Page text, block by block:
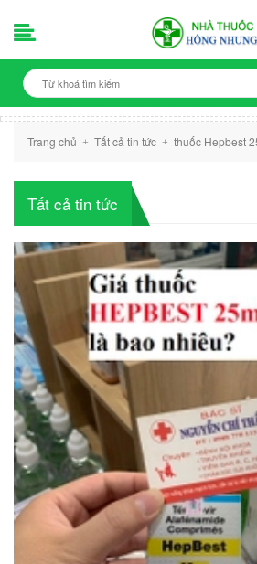
Trang chủ + Tất cả tin tức + thuốc Hepbest
Tất cả tin tức